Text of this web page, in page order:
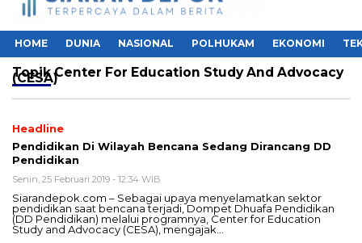
HOME DUNIA NASIONAL POLHUKAM EKONOMI
Topik Center For Education Study And Advocacy
(CESA)
Headline
Pendidikan Di Wilayah Bencana Sedang Dirancang DD
Pendidikan
Senin, 25 Februari 2019 - 12:34 WIB
Siarandepok.com – Sebagai upaya menyelamatkan sektor
pendidikan saat bencana terjadi, Dompet Dhuafa Pendidikan
(DD Pendidikan) melalui programnya, Center for Education
Study and Advocacy (CESA), mengajak…